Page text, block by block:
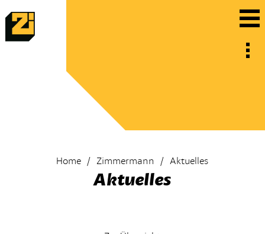
Home Zimmermann Aktuelles
Aktuelles